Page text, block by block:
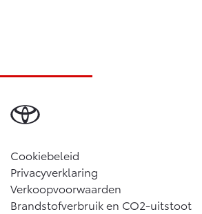
Cookiebeleid
Privacyverklaring
Verkoopvoorwaarden
Brandstofverbruik en CO2-uitstoot